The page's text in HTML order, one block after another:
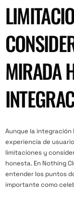
MIRADA
Aunque la integración
experiencia de
limitaciones y
honesta. En Nothing
entender los puntos
importante como